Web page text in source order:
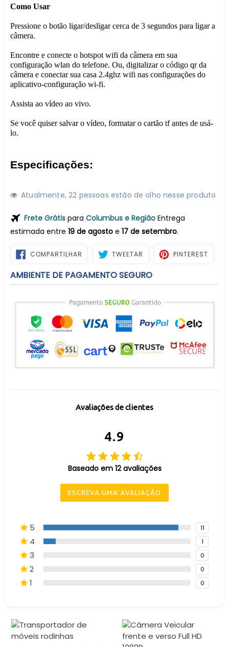
Como Usar
Pressione o botão ligar/desligar cerca de 3 segundos para ligar a
câmera.
Encontre e conecte o hotspot wifi da câmera em sua
configuração wlan do telefone. Ou, digitalizar o código qr da
câmera e conectar sua casa 2.4ghz wifi nas configurações do
aplicativo-configuração wi-fi.
Assista ao vídeo ao vivo.
Se você quiser salvar o vídeo, formatar o cartão tf antes de usá-
lo.
Especificações:
Atualmente,22 pessoas estão de olho nesse produto
Frete Grátis para Columbus e Região Entrega
estimada entre 19 de agosto e 17 de setembro.
COMPARTILHAR COMPARTILHAR
TWEETAR TWEETARPINTERESTPIN
AMBIENTE DE PAGAMENTO SEGURO
Avaliações de clientes
4.9
Baseado em 12 avaliações
ESCREVA UMA AVALIAÇÃO
5 11
4 1
3 0
2 0
1 0